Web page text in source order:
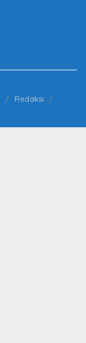
Redaksi